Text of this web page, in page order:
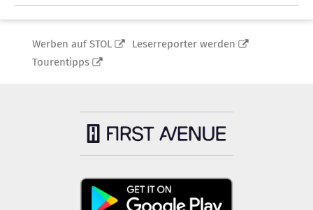
Werben auf STOL
Leserreporter werden
Tourentipps